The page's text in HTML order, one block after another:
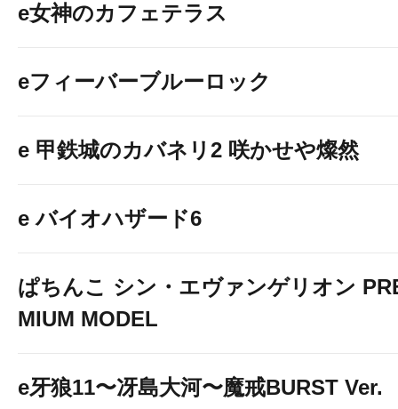
e女神のカフェテラス
eフィーバーブルーロック
e 甲鉄城のカバネリ2 咲かせや燦然
e バイオハザード6
ぱちんこ シン・エヴァンゲリオン
MIUM MODEL
e牙狼11〜冴島大河〜魔戒BURST Ver.